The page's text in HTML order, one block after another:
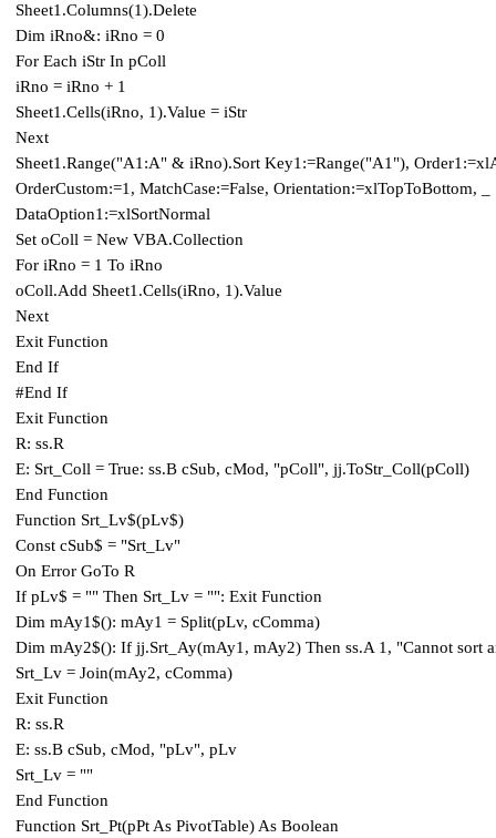
Sheet1.Columns(1).Delete
Dim iRno&: iRno = 0
For Each iStr In pColl
iRno = iRno + 1
Sheet1.Cells(iRno, 1).Value = iStr
Next
Sheet1.Range("A1:A" & iRno).Sort Key1:=Range("A1"),
OrderCustom:=1, MatchCase:=False, Orientation:=xlTopToBottom, _
DataOption1:=xlSortNormal
Set oColl = New VBA.Collection
For iRno = 1 To iRno
oColl.Add Sheet1.Cells(iRno, 1).Value
Next
Exit Function
End If
#End If
Exit Function
R: ss.R
E: Srt_Coll = True: ss.B cSub, cMod, "pColl", jj.ToStr_Coll(pColl)
End Function
Function Srt_Lv$(pLv$)
Const cSub$ = "Srt_Lv"
On Error GoTo R
If pLv$ = "" Then Srt_Lv = "": Exit Function
Dim mAy1$(): mAy1 = Split(pLv, cComma)
Dim mAy2$(): If jj.Srt_Ay(mAy1, mAy2) Then ss.A 1, "Cannot sort
Srt_Lv = Join(mAy2, cComma)
Exit Function
R: ss.R
E: ss.B cSub, cMod, "pLv", pLv
Srt_Lv = ""
End Function
Function Srt_Pt(pPt As PivotTable) As Boolean